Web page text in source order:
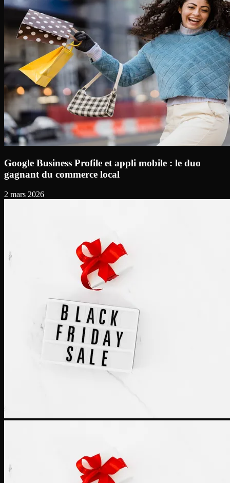
Google Business Profile et appli mobile : le duo
gagnant du commerce local
2 mars 2026